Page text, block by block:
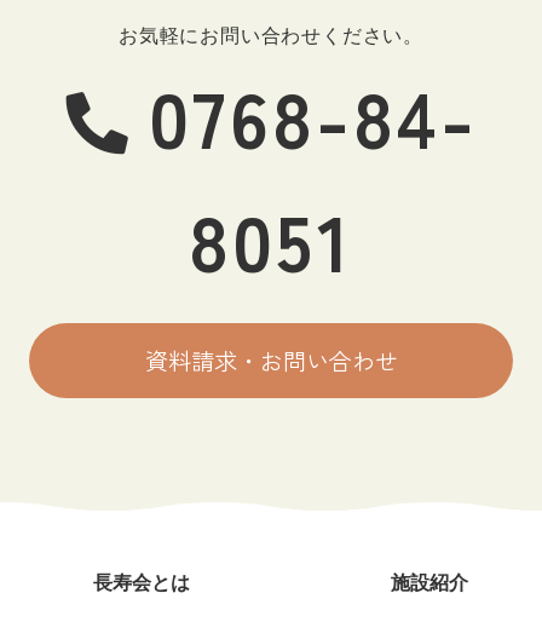
お気軽にお問い合わせください。
0768-84-
8051
資料請求・お問い合わせ
長寿会とは 施設紹介